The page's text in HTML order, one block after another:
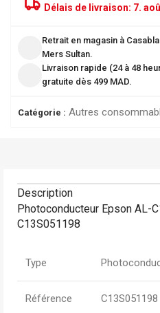
Délais de livraison: 7.
Retrait en magasin à
Mers Sultan.
Livraison rapide (24 à 48
gratuite dès 499 MAD.
Catégorie : Autres
Description
Photoconducteur Epson AL-
C13S051198
Type
Référence C13S051198